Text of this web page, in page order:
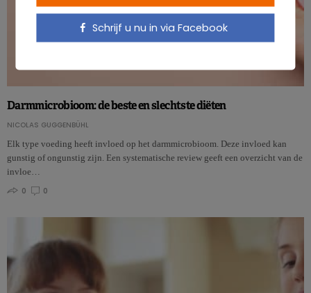
Darmmicrobioom: de beste en slechtste diëten
NICOLAS GUGGENBÜHL
Elk type voeding heeft invloed op het darmmicrobioom. Deze invloed kan
gunstig of ongunstig zijn. Een systematische review geeft een overzicht van de
invloe…
0
0
Schrijf u nu in via Facebook